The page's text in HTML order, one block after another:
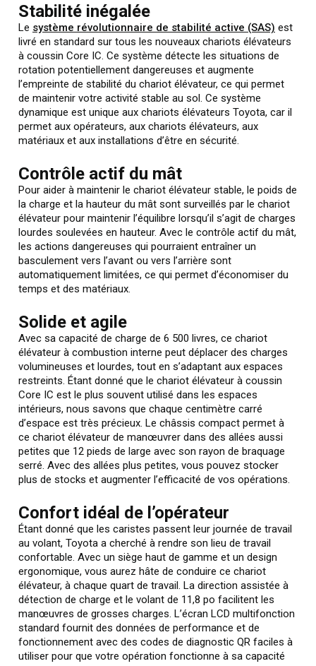
Stabilité inégalée
Le système révolutionnaire de stabilité active (SAS) est
livré en standard sur tous les nouveaux chariots élévateurs
à coussin Core IC. Ce système détecte les situations de
rotation potentiellement dangereuses et augmente
l’empreinte de stabilité du chariot élévateur, ce qui permet
de maintenir votre activité stable au sol. Ce système
dynamique est unique aux chariots élévateurs Toyota, car il
permet aux opérateurs, aux chariots élévateurs, aux
matériaux et aux installations d’être en sécurité.
Contrôle actif du mât
Pour aider à maintenir le chariot élévateur stable, le poids de
la charge et la hauteur du mât sont surveillés par le chariot
élévateur pour maintenir l’équilibre lorsqu’il s’agit de charges
lourdes soulevées en hauteur. Avec le contrôle actif du mât,
les actions dangereuses qui pourraient entraîner un
basculement vers l’avant ou vers l’arrière sont
automatiquement limitées, ce qui permet d’économiser du
temps et des matériaux.
Solide et agile
Avec sa capacité de charge de 6 500 livres, ce chariot
élévateur à combustion interne peut déplacer des charges
volumineuses et lourdes, tout en s’adaptant aux espaces
restreints. Étant donné que le chariot élévateur à coussin
Core IC est le plus souvent utilisé dans les espaces
intérieurs, nous savons que chaque centimètre carré
d’espace est très précieux. Le châssis compact permet à
ce chariot élévateur de manœuvrer dans des allées aussi
petites que 12 pieds de large avec son rayon de braquage
serré. Avec des allées plus petites, vous pouvez stocker
plus de stocks et augmenter l’efficacité de vos opérations.
Confort idéal de l’opérateur
Étant donné que les caristes passent leur journée de travail
au volant, Toyota a cherché à rendre son lieu de travail
confortable. Avec un siège haut de gamme et un design
ergonomique, vous aurez hâte de conduire ce chariot
élévateur, à chaque quart de travail. La direction assistée à
détection de charge et le volant de 11,8 po facilitent les
manœuvres de grosses charges. L’écran LCD multifonction
standard fournit des données de performance et de
fonctionnement avec des codes de diagnostic QR faciles à
utiliser pour que votre opération fonctionne à sa capacité